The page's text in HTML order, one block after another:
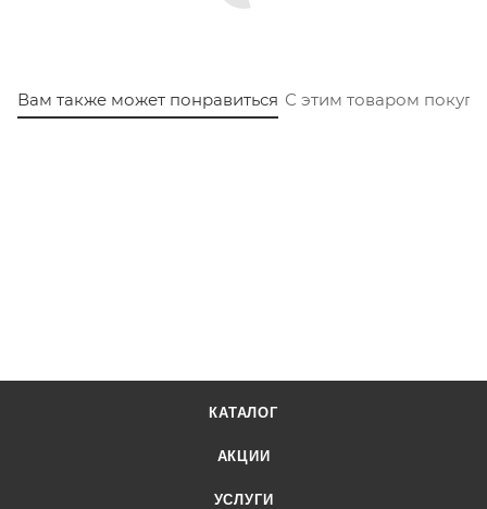
Вам также может понравиться С этим товаром
КАТАЛОГ
АКЦИИ
УСЛУГИ